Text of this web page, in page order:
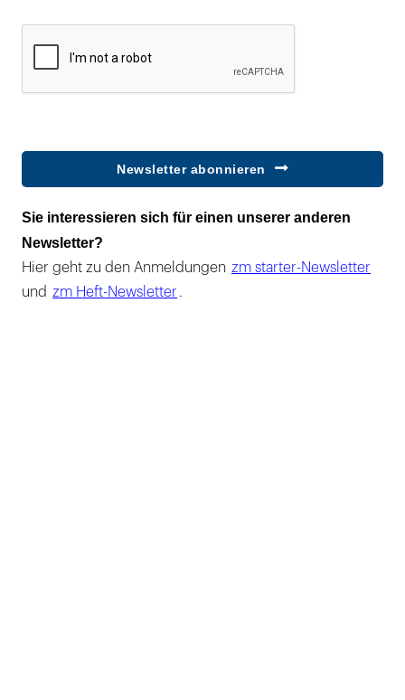
Newsletter abonnieren
Sie interessieren sich für einen unserer anderen
Newsletter?
Hier geht zu den Anmeldungen zm starter-Newsletter
und zm Heft-Newsletter .